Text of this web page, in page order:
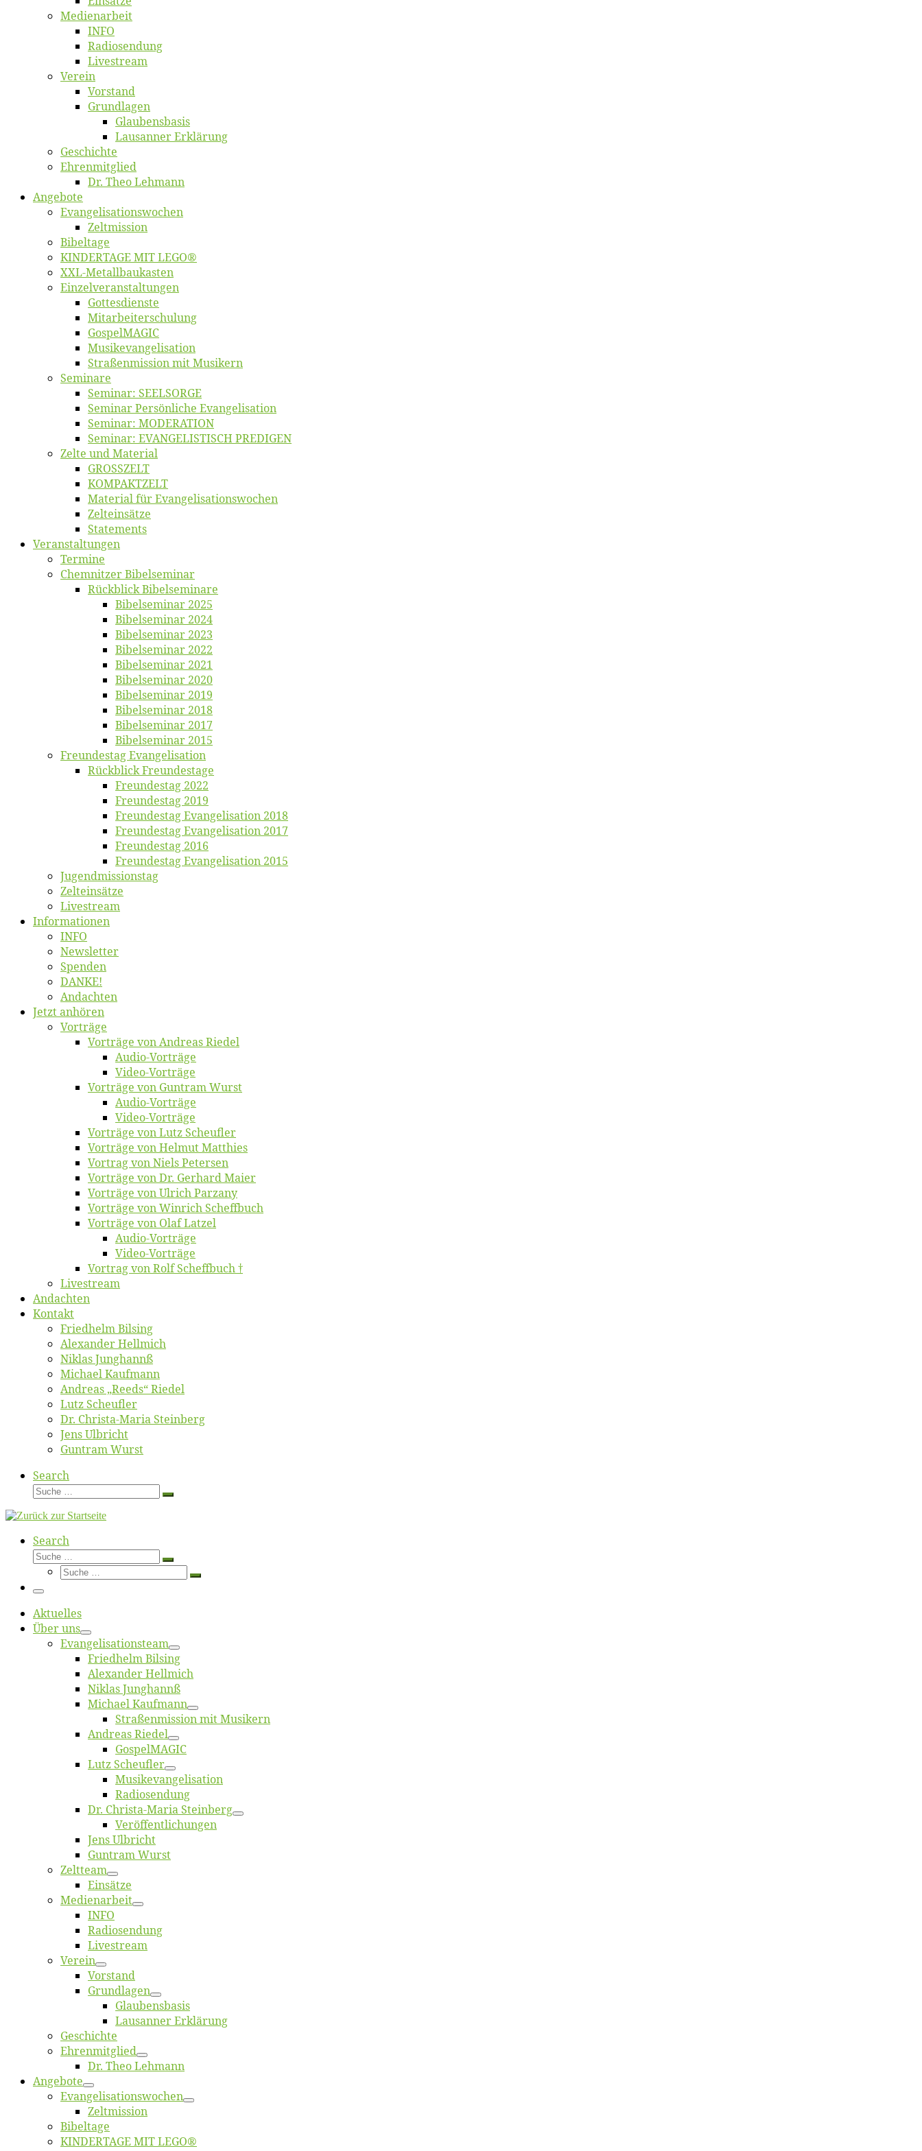
Me­di­en­ar­beit
INFO
Ra­dio­sen­dung
Live­stream
Ver­ein
Vor­stand
Grund­la­gen
Glaubens­ba­sis
Lausan­ner Erklärung
Ge­schich­te
Eh­ren­mit­glied
Dr. Theo Lehmann
An­ge­bo­te
Evangelisa­tions­wo­chen
Zelt­mis­si­on
Bi­bel­ta­ge
KINDERTAGE MIT LEGO®
XXL-Me­­tal­l­­bau­­kas­­ten
Einzelver­an­stal­tungen
Got­tes­diens­te
Mitarbeiter­schulung
Gos­pel­MA­GIC
Musikevan­ge­li­sa­tion
Straßenmis­sion mit Musikern
Se­mi­na­re
Se­mi­nar: SEELSORGE
Se­mi­nar Per­sön­li­che Evangelisation
Se­mi­nar: MODERATION
Se­mi­nar: EVANGELISTISCH PREDIGEN
Zel­te und Material
GROSSZELT
KOMPAKTZELT
Ma­te­ri­al für Evangelisationswochen
Zelt­ein­sät­ze
State­ments
Ver­an­stal­tun­gen
Ter­mi­ne
Chemnit­zer Bibelseminar
Rück­blick Bibelseminare
Bi­bel­se­mi­nar 2025
Bi­bel­se­mi­nar 2024
Bi­bel­se­mi­nar 2023
Bi­bel­se­mi­nar 2022
Bi­bel­se­mi­nar 2021
Bi­bel­se­mi­nar 2020
Bi­bel­se­mi­nar 2019
Bi­bel­se­mi­nar 2018
Bibelsemi­nar 2017
Bibelsemi­nar 2015
Freun­des­tag Evangelisation
Rück­blick Freundestage
Freun­des­tag 2022
Freun­des­tag 2019
Freun­des­tag Evan­ge­li­sa­ti­on 2018
Freun­des­tag Evan­ge­li­sa­ti­on 2017
Freun­des­tag 2016
Freun­des­tag Evan­ge­li­sa­ti­on 2015
Jugend­mis­sions­tag
Zelt­ein­sät­ze
Live­stream
Informatio­nen
INFO
News­let­ter
Spen­den
DANKE!
An­dach­ten
Jetzt an­hö­ren
Vor­trä­ge
Vor­trä­ge von An­dre­as Riedel
Au­dio-Vor­trä­ge
Vi­deo-Vor­trä­ge
Vor­trä­ge von Gun­tram Wurst
Au­dio-Vor­trä­ge
Vi­deo-Vor­trä­ge
Vor­trä­ge von Lutz Scheufler
Vor­trä­ge von Hel­mut Matthies
Vor­trag von Niels Petersen
Vor­trä­ge von Dr. Ger­hard Maier
Vor­trä­ge von Ul­rich Parzany
Vor­trä­ge von Win­rich Scheffbuch
Vor­trä­ge von Olaf Latzel
Au­dio-Vor­trä­ge
Vi­deo-Vor­trä­ge
Vor­trag von Rolf Scheffbuch †
Live­stream
An­dach­ten
Kon­takt
Fried­helm Bilsing
Alex­an­der Hellmich
Ni­klas Junghannß
Mi­cha­el Kaufmann
An­dre­as „Reeds“ Riedel
Lutz Scheuf­ler
Dr. Chris­­ta-Ma­ria Steinberg
Jens Ulb­richt
Gun­tram Wurst
Search
Suche
Suche
Search
Suche
Suche
Suche
Suche
Menü
Ak­tu­el­les
Über uns
Evangelisa­tions­team
Fried­helm Bilsing
Alex­an­der Hellmich
Ni­klas Junghannß
Mi­cha­el Kaufmann
Straßenmis­sion mit Musikern
An­dre­as Riedel
Gos­pel­MA­GIC
Lutz Scheuf­ler
Musikevan­ge­li­sa­tion
Ra­dio­sen­dung
Dr. Chris­­ta-Ma­ria Steinberg
Ver­öf­fent­li­chun­gen
Jens Ulb­richt
Gun­tram Wurst
Zelt­team
Ein­sät­ze
Me­di­en­ar­beit
INFO
Ra­dio­sen­dung
Live­stream
Ver­ein
Vor­stand
Grund­la­gen
Glaubens­ba­sis
Lausan­ner Erklärung
Ge­schich­te
Eh­ren­mit­glied
Dr. Theo Lehmann
An­ge­bo­te
Evangelisa­tions­wo­chen
Zelt­mis­si­on
Bi­bel­ta­ge
KINDERTAGE MIT LEGO®